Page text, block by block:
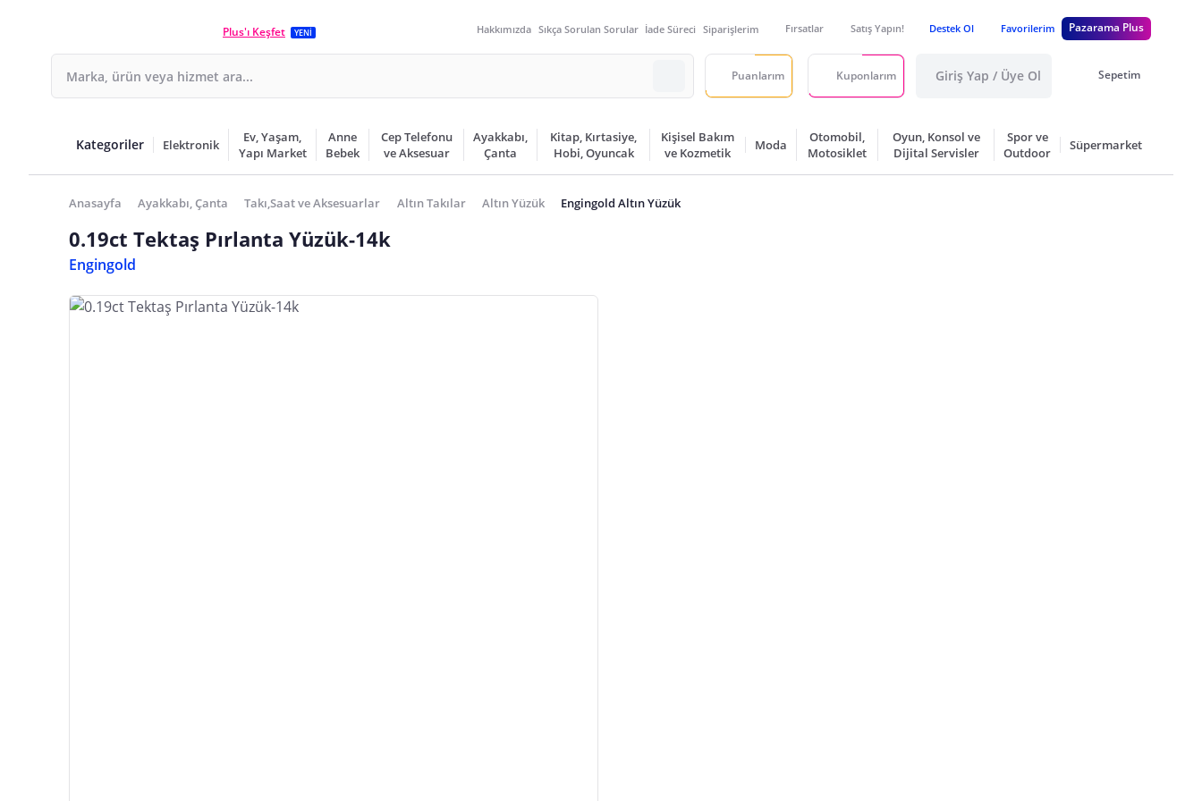
Plus'ı Keşfet YENİ Hakkımızda Sıkça Sorulan Sorular İade Süreci Siparişlerim Fırsatlar Satış Yapın! Destek Ol Favorilerim Pazarama Plus
Puanlarım Kuponlarım Giriş Yap / Üye Ol Sepetim
Kategoriler Elektronik
Ev, Yaşam,
Yapı Market
Anne
Bebek
Cep Telefonu
ve Aksesuar
Ayakkabı,
Çanta
Kitap, Kırtasiye,
Hobi, Oyuncak
Kişisel Bakım
ve Kozmetik
Moda
Otomobil,
Motosiklet
Oyun, Konsol ve
Dijital Servisler
Spor ve
Outdoor
Süpermarket
Anasayfa Ayakkabı, Çanta Takı,Saat ve Aksesuarlar Altın Takılar Altın Yüzük Engingold Altın Yüzük
0.19ct Tektaş Pırlanta Yüzük-14k
Engingold